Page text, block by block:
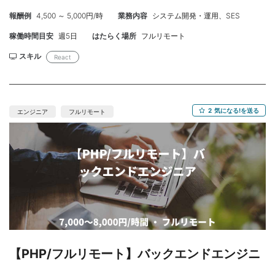
験 ＜尚可＞ ・他部署や社外の方など、チーム外の人とコミュニケ
ーションをとって業務を遂行した経験
報酬例 4,500 ～ 5,000円/時 業務内容 システム開発・運用、SES
稼働時間目安 週5日 はたらく場所 フルリモート
スキル React
エンジニア フルリモート 2 気になる!を送る
【PHP/フルリモート】バックエンドエンジニ